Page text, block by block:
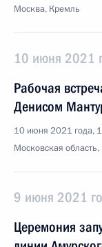
Москва, Кремль
10 июня 2021
Рабочая
Денисом
10 июня 2021 года,
Московская
9 июня 2021
Церемония